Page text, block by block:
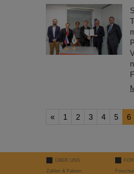
« 1 2 3 4 5 6
ÜBER UNS
Zahlen & Fakten